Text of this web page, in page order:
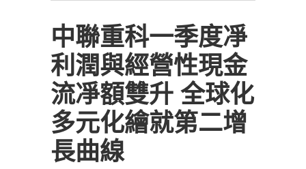
中聯重科一季度凈
利潤與經營性現金
流凈額雙升 全球化
多元化繪就第二增
長曲線